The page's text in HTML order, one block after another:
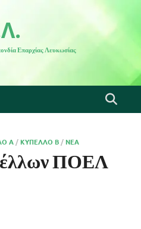
Επαρχίας Λευκωσίας
A / ΚΎΠΕΛΛΟ B / ΝΈΑ
ΠΟΕΛ